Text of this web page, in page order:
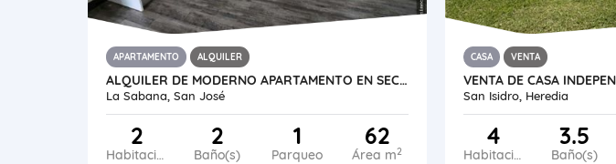
APARTAMENTO ALQUILER
ALQUILER DE MODERNO APARTAMENTO EN SECRT SABANA
La Sabana, San José
2
Habitaciones
2
Baño(s)
1
Parqueo
62
Área m2
CASA VENTA
San Isidro, Heredia
4
Habitaciones
3.5
Baño(s)